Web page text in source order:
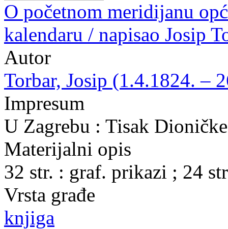
O početnom meridijanu
kalendaru / napisao Josip
Autor
Torbar, Josip (1.4.1824. –
Impresum
U Zagrebu : Tisak
Materijalni opis
32 str. : graf. prikazi ; 24
Vrsta građe
knjiga